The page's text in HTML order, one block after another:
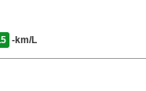
-km/L